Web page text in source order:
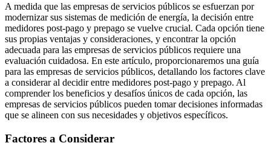
A medida que las empresas de servicios públicos se esfuerzan por
modernizar sus sistemas de medición de energía, la decisión entre
medidores post-pago y prepago se vuelve crucial. Cada opción tiene
sus propias ventajas y consideraciones, y encontrar la opción
adecuada para las empresas de servicios públicos requiere una
evaluación cuidadosa. En este artículo, proporcionaremos una guía
para las empresas de servicios públicos, detallando los factores clave
a considerar al decidir entre medidores post-pago y prepago. Al
comprender los beneficios y desafíos únicos de cada opción, las
empresas de servicios públicos pueden tomar decisiones informadas
que se alineen con sus necesidades y objetivos específicos.
Factores a Considerar